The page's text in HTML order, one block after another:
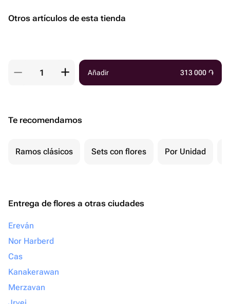
Otros artículos de esta tienda
Añadir 313 000 ֏
Te recomendamos
Ramos clásicos Sets con flores Por Unidad
Entrega de flores a otras ciudades
Ereván
Nor Harberd
Cas
Kanakerawan
Merzavan